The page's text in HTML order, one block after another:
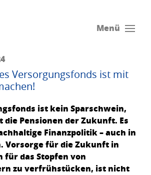
Menü
Versorgungsfonds ist mit
ist kein Sparschwein,
die Pensionen der Zukunft. Es
Finanzpolitik – auch in
Vorsorge für die Zukunft in
für das Stopfen von
zu verfrühstücken, ist nicht